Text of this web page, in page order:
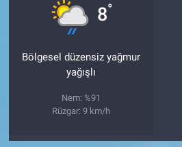
8°
Bölgesel düzensiz yağmur
yağışlı
Nem: %91
Rüzgar: 9 km/h